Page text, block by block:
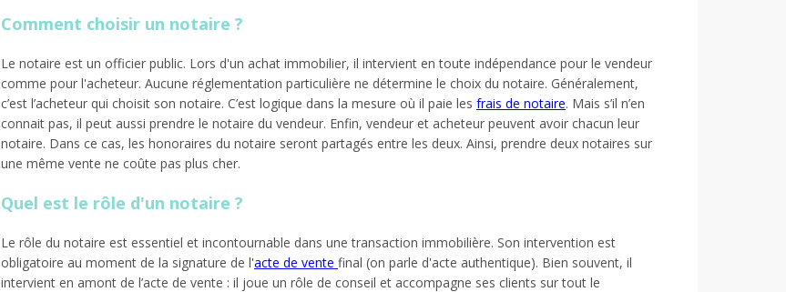
Comment choisir un notaire ?
Le notaire est un officier public. Lors d'un achat immobilier, il intervient en toute indépendance pour le vendeur
comme pour l'acheteur. Aucune réglementation particulière ne détermine le choix du notaire. Généralement,
c’est l’acheteur qui choisit son notaire. C’est logique dans la mesure où il paie les frais de notaire. Mais s’il n’en
connait pas, il peut aussi prendre le notaire du vendeur. Enfin, vendeur et acheteur peuvent avoir chacun leur
notaire. Dans ce cas, les honoraires du notaire seront partagés entre les deux. Ainsi, prendre deux notaires sur
une même vente ne coûte pas plus cher.
Quel est le rôle d'un notaire ?
Le rôle du notaire est essentiel et incontournable dans une transaction immobilière. Son intervention est
obligatoire au moment de la signature de l'acte de vente final (on parle d'acte authentique). Bien souvent, il
intervient en amont de l’acte de vente : il joue un rôle de conseil et accompagne ses clients sur tout le